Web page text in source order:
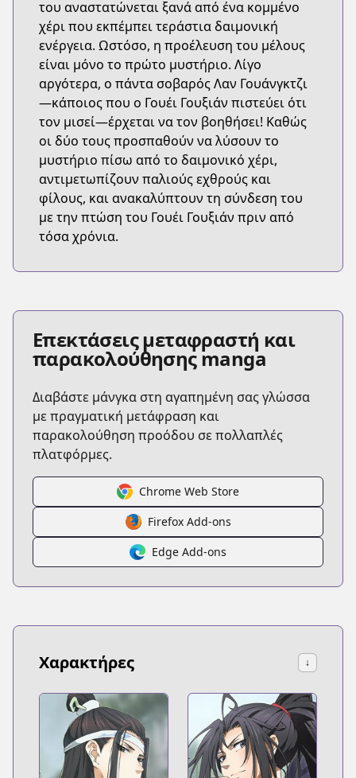
του αναστατώνεται ξανά από ένα κομμένο
χέρι που εκπέμπει τεράστια δαιμονική
ενέργεια. Ωστόσο, η προέλευση του μέλους
είναι μόνο το πρώτο μυστήριο. Λίγο
αργότερα, ο πάντα σοβαρός Λαν Γουάνγκτζι
—κάποιος που ο Γουέι Γουξιάν πιστεύει ότι
τον μισεί—έρχεται να τον βοηθήσει! Καθώς
οι δύο τους προσπαθούν να λύσουν το
μυστήριο πίσω από το δαιμονικό χέρι,
αντιμετωπίζουν παλιούς εχθρούς και
φίλους, και ανακαλύπτουν τη σύνδεση του
με την πτώση του Γουέι Γουξιάν πριν από
τόσα χρόνια.
Επεκτάσεις μεταφραστή και
παρακολούθησης manga
Διαβάστε μάνγκα στη αγαπημένη σας γλώσσα
με πραγματική μετάφραση και
παρακολούθηση προόδου σε πολλαπλές
πλατφόρμες.
Chrome Web Store
Firefox Add-ons
Edge Add-ons
Χαρακτήρες ↓